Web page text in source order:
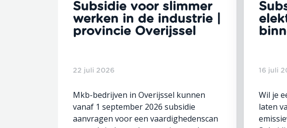
Subsidie voor slimmer
werken in de industrie |
provincie Overijssel
22 juli 2026
Mkb-bedrijven in Overijssel kunnen
vanaf 1 september 2026 subsidie
aanvragen voor een vaardighedenscan
16 juli
Wil je
laten